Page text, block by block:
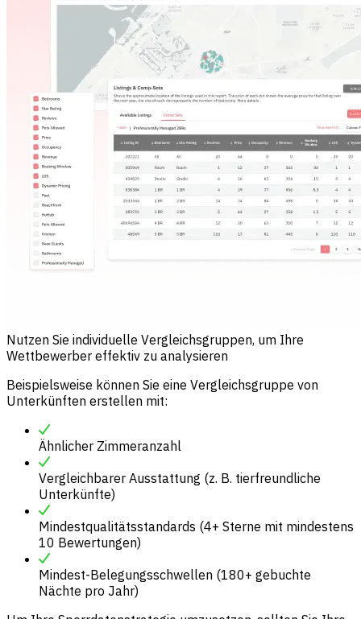
Nutzen Sie individuelle Vergleichsgruppen, um Ihre
Wettbewerber effektiv zu analysieren
Beispielsweise können Sie eine Vergleichsgruppe von
Unterkünften erstellen mit:
Ähnlicher Zimmeranzahl
Vergleichbarer Ausstattung (z. B. tierfreundliche
Unterkünfte)
Mindestqualitätsstandards (4+ Sterne mit mindestens
10 Bewertungen)
Mindest-Belegungsschwellen (180+ gebuchte
Nächte pro Jahr)